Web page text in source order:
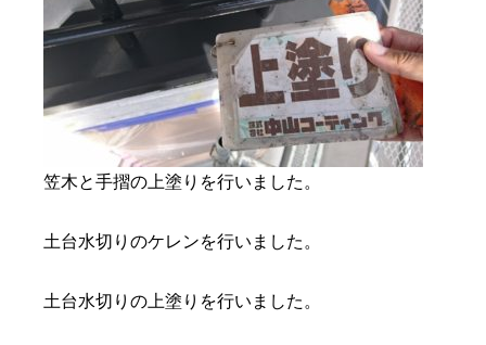
笠木と手摺の上塗りを行いました。
土台水切りのケレンを行いました。
土台水切りの上塗りを行いました。